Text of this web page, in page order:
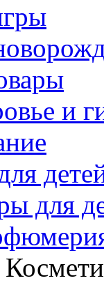
и
для